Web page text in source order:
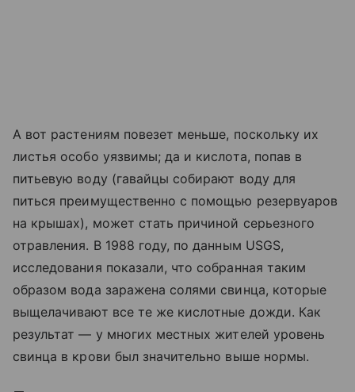
А вот растениям повезет меньше, поскольку их
листья особо уязвимы; да и кислота, попав в
питьевую воду (гавайцы собирают воду для
питься преимущественно с помощью резервуаров
на крышах), может стать причиной серьезного
отравления. В 1988 году, по данным USGS,
исследования показали, что собранная таким
образом вода заражена солями свинца, которые
выщелачивают все те же кислотные дожди. Как
результат — у многих местных жителей уровень
свинца в крови был значительно выше нормы.